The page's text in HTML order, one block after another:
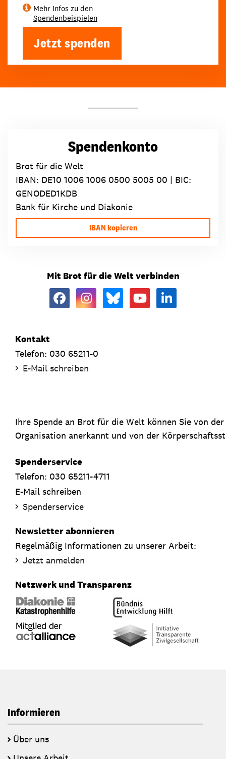
Mehr Infos zu den
Spendenbeispielen
Jetzt spenden
Spendenkonto
Brot für die Welt
IBAN: DE10 1006 1006 0500 5005 00 | BIC:
GENODED1KDB
Bank für Kirche und Diakonie
IBAN kopieren
Mit Brot für die Welt verbinden
Kontakt
Telefon: 030 65211-0
E-Mail schreiben
Ihre Spende an Brot für die Welt können Sie von
Organisation anerkannt und von der
Spenderservice
Telefon: 030 65211-4711
E-Mail schreiben
Spenderservice
Newsletter abonnieren
Regelmäßig Informationen zu unserer Arbeit:
Jetzt anmelden
Netzwerk und Transparenz
Informieren
Über uns